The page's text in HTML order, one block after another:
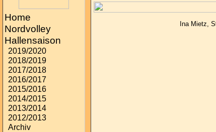
Home
Nordvolley
Hallensaison
2019/2020
2018/2019
2017/2018
2016/2017
2015/2016
2014/2015
2013/2014
2012/2013
Archiv
Ina Mietz,